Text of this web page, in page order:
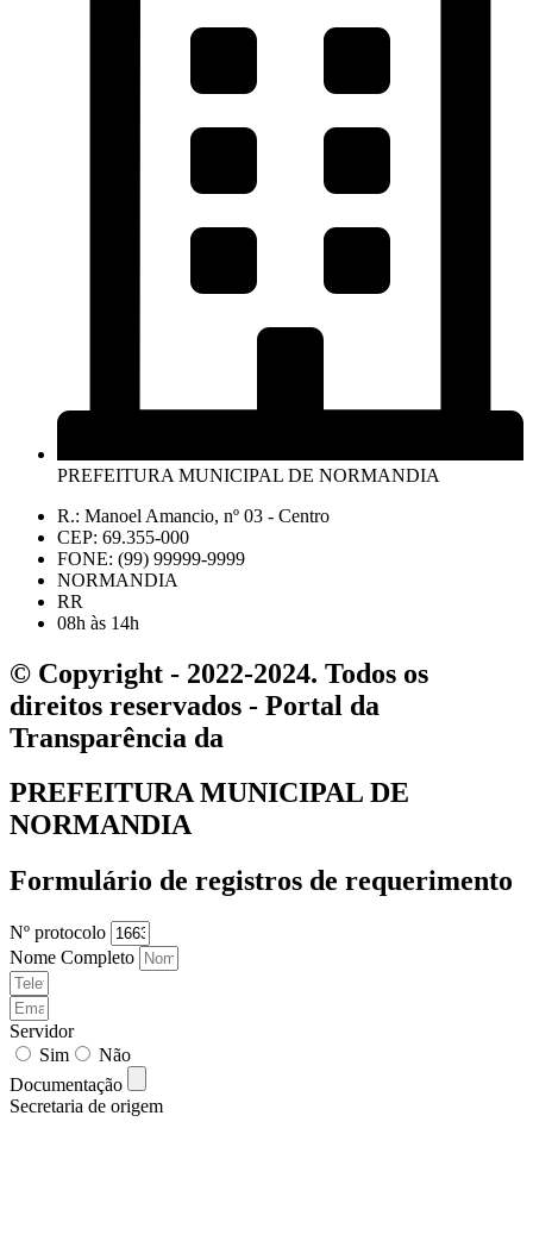
PREFEITURA MUNICIPAL DE NORMANDIA
R.: Manoel Amancio, nº 03 - Centro
CEP: 69.355-000
FONE: (99) 99999-9999
NORMANDIA
RR
08h às 14h
© Copyright - 2022-2024. Todos os
direitos reservados - Portal da
Transparência da
PREFEITURA MUNICIPAL DE
NORMANDIA
Formulário de registros de requerimento
Nº protocolo
Nome Completo
Servidor
Sim
Não
Documentação
Secretaria de origem